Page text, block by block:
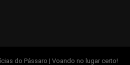
do Pássaro | Voando no lugar certo!